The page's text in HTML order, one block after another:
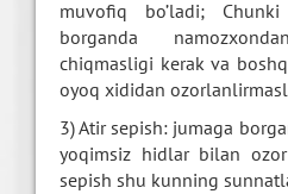
muvofiq bo’ladi;
borganda
chiqmasligi kerak va
oyoq xididan
3) Atir sepish: jumaga
yoqimsiz hidlar bilan
sepish shu kunning